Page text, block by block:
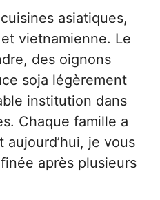
asiatiques,
vietnamienne. Le
des oignons
soja légèrement
institution dans
Chaque famille a
aujourd’hui, je vous
après plusieurs